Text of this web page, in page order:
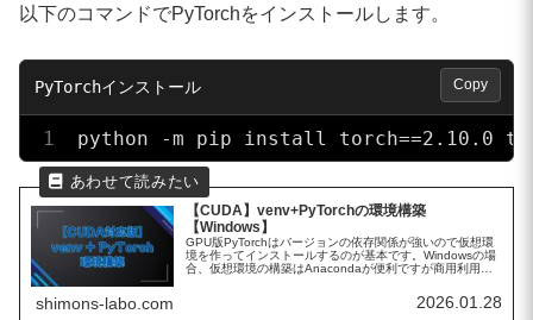
以下のコマンドでPyTorchをインストールします。
python -m pip install torch==2.10.0
Copy
【CUDA】venv+PyTorchの環境構築
【Windows】
GPU版PyTorchはバージョンの依存関係が強いので仮想環
境を作ってインストールするのが基本です。Windowsの場
合、仮想環境の構築はAnacondaが便利ですが商用利用に
shimons-labo.com 2026.01.28